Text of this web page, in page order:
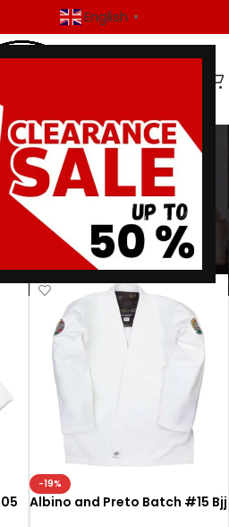
English ▼
Jitsu Gi
Categories
Jiu-Jitsu Gi”
Page 2
-19%
Albino and Preto Batch #15 Bjj